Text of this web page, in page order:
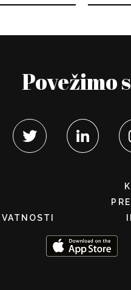
Povežimo